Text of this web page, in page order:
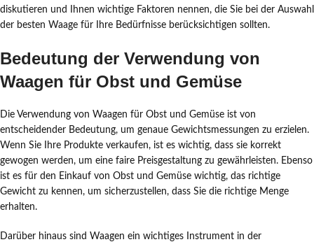
diskutieren und Ihnen wichtige Faktoren nennen, die Sie bei der Auswahl
der besten Waage für Ihre Bedürfnisse berücksichtigen sollten.
Bedeutung der Verwendung von
Waagen für Obst und Gemüse
Die Verwendung von Waagen für Obst und Gemüse ist von
entscheidender Bedeutung, um genaue Gewichtsmessungen zu erzielen.
Wenn Sie Ihre Produkte verkaufen, ist es wichtig, dass sie korrekt
gewogen werden, um eine faire Preisgestaltung zu gewährleisten. Ebenso
ist es für den Einkauf von Obst und Gemüse wichtig, das richtige
Gewicht zu kennen, um sicherzustellen, dass Sie die richtige Menge
erhalten.
Darüber hinaus sind Waagen ein wichtiges Instrument in der